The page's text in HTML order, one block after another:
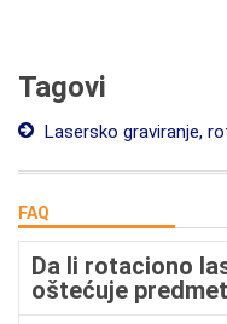
Tagovi
Lasersko graviranje,
FAQ
Da li rotaciono
oštećuje